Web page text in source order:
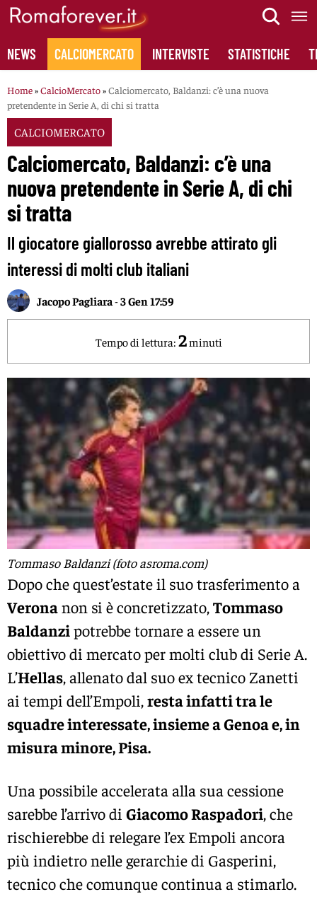
Skip
content
NEWS CALCIOMERCATO INTERVISTE STATISTICHE
Home»CalcioMercato»Calciomercato, Baldanzi: c’è una nuova
pretendente in Serie A, di chi si tratta
CALCIOMERCATO
Calciomercato, Baldanzi: c’è una
nuova pretendente in Serie A, di chi
si tratta
Il giocatore giallorosso avrebbe attirato gli
interessi di molti club italiani
Jacopo Pagliara -3 Gen 17:59
Tempo di lettura: 2minuti
Tommaso Baldanzi (foto asroma.com)
Dopo che quest’estate il suo trasferimento a
Veronanon si è concretizzato,Tommaso
Baldanzipotrebbe tornare a essere un
obiettivo di mercato per molti club di Serie A.
L’Hellas, allenato dal suo ex tecnico Zanetti
ai tempi dell’Empoli,resta infatti tra le
squadre interessate, insieme a Genoa e, in
misura minore, Pisa.
Una possibile accelerata alla sua cessione
sarebbe l’arrivo di Giacomo Raspadori, che
rischierebbe di relegare l’ex Empoli ancora
più indietro nelle gerarchie di Gasperini,
tecnico che comunque continua a stimarlo.